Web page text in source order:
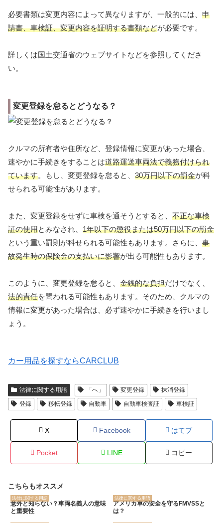
必要書類は変更内容によって異なりますが、一般的には、 申
請書、車検証、変更内容を証明する書類などが必要です。
詳しくは国土交通省のウェブサイトなどを参照してくださ
い。
変更登録を怠るとどうなる？
クルマの所有者や住所など、登録情報に変更があった場合、
速やかに手続きをすることは道路運送車両法で義務付けられ
ています。もし、変更登録を怠ると、 30万円以下の罰金が科
せられる可能性があります。
また、変更登録をせずに車検を通そうとすると、 不正な車検
証の使用とみなされ、 1年以下の懲役または50万円以下の罰金
という重い罰則が科せられる可能性もあります。さらに、 事
故発生時の保険金の支払いに影響が出る可能性もあります。
このように、変更登録を怠ると、 金銭的な負担だけでなく、
法的責任を問われる可能性もあります。そのため、クルマの
情報に変更があった場合は、必ず速やかに手続きを行いまし
ょう。
カー用品を探すならCARCLUB
法律に関する用語 「へ」 変更登録
抹消登録
登録
移転登録 自動車 自動車検査証 車検証
X Facebook はてブ
Pocket LINE コピー
こちらもオススメ
法律に関する用語
意外と知らない？車両名義人の意味
と重要性
法律に関する用語
アメリカ車の安全を守るFMVSSと
は？